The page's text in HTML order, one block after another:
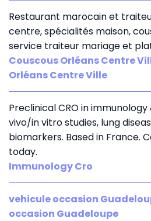
Restaurant marocain et
centre, spécialités maison,
service traiteur mariage et
Couscous Orléans Centre
Orléans Centre Ville
Preclinical CRO in
vivo/in vitro studies, lung
biomarkers. Based in France.
today.
Immunology Cro
vehicule occasion
occasion Guadeloupe